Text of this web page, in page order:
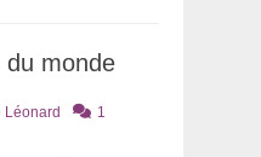
du monde
Léonard
1